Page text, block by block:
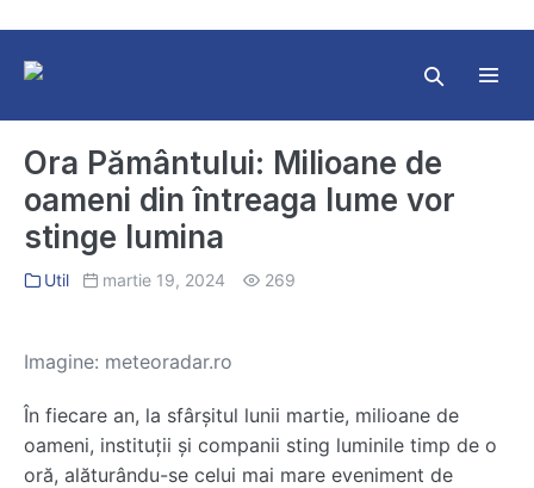
content
Search
Ora Pământului: Milioane de
oameni din întreaga lume vor
stinge lumina
Util martie 19, 2024 269
Imagine: meteoradar.ro
În fiecare an, la sfârșitul lunii martie, milioane de
oameni, instituții și companii sting luminile timp de o
oră, alăturându-se celui mai mare eveniment de